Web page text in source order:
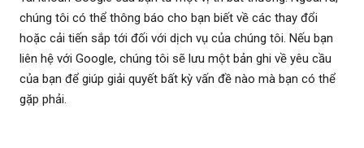
chúng tôi có thể thông báo cho bạn biết về các thay đổi
hoặc cải tiến sắp tới đối với dịch vụ của chúng tôi. Nếu bạn
liên hệ với Google, chúng tôi sẽ lưu một bản ghi về yêu cầu
của bạn để giúp giải quyết bất kỳ vấn đề nào mà bạn có thể
gặp phải.